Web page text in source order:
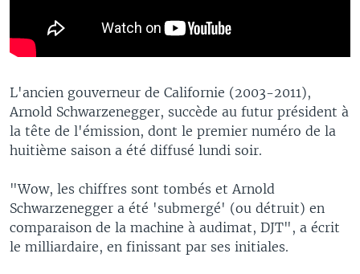
L'ancien gouverneur de Californie (2003-2011),
Arnold Schwarzenegger, succède au futur président à
la tête de l'émission, dont le premier numéro de la
huitième saison a été diffusé lundi soir.
"Wow, les chiffres sont tombés et Arnold
Schwarzenegger a été 'submergé' (ou détruit) en
comparaison de la machine à audimat, DJT", a écrit
le milliardaire, en finissant par ses initiales.